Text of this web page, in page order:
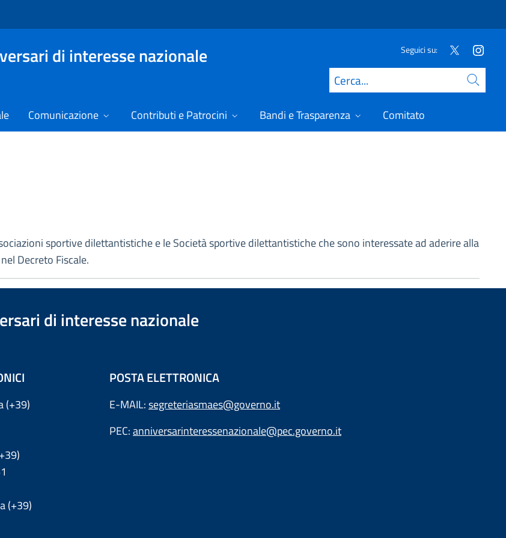
di interesse nazionale Seguici su:
Cerca
Comunicazione Contributi e Patrocini Bandi e Trasparenza Comitato
sportive dilettantistiche e le Società sportive dilettantistiche che sono interessate ad aderire alla
Decreto Fiscale.
di interesse nazionale
(+39)
(+39)
POSTA ELETTRONICA
E-MAIL:segreteriasmaes@governo.it
PEC:anniversarinteressenazionale@pec.governo.it